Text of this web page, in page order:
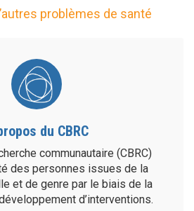
problèmes de santé
du CBRC
communautaire (CBRC)
des personnes issues de la
et de genre par le biais de la
d’interventions.